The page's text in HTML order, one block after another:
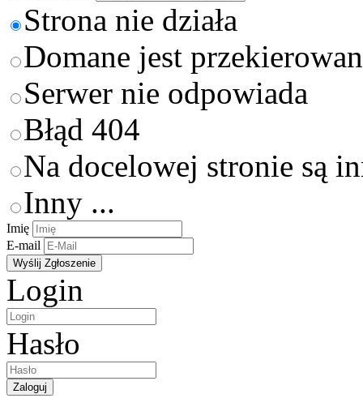
Strona nie działa
Domane jest
Serwer nie odpowiada
Błąd 404
Na docelowej stronie są
Inny ...
Imię
E-mail
Login
Hasło